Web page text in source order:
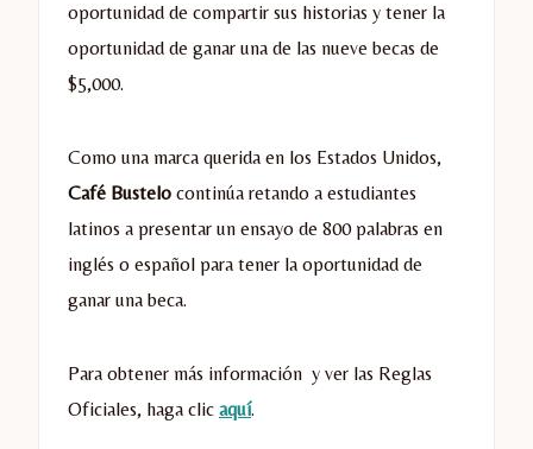
oportunidad de compartir sus historias y tener la
oportunidad de ganar una de las nueve becas de
$5,000.
Como una marca querida en los Estados Unidos,
Café Bustelo continúa retando a estudiantes
latinos a presentar un ensayo de 800 palabras en
inglés o español para tener la oportunidad de
ganar una beca.
Para obtener más información y ver las Reglas
Oficiales, haga clic aquí.